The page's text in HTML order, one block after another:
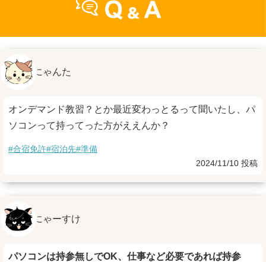
にゃんた
オンデマンド教習？とか最近変わっとるって聞いたし、パ
ソコンって持ってった方がええんか？
#合宿免許#宿泊先#準備
2024/11/10 投稿
にゃーすけ
パソコンは持参無しでOK、仕事など必要であれば持参